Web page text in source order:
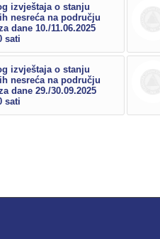
izvještaja o stanju
nesreća na području
dane 10./11.06.2025
sati
izvještaja o stanju
nesreća na području
dane 29./30.09.2025
sati